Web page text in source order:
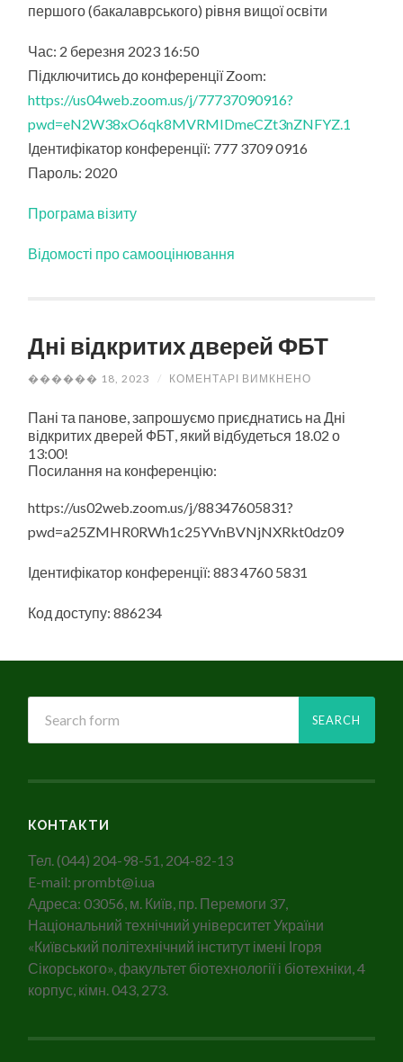
28917
першого (бакалаврського) рівня вищої освіти
Час: 2 березня 2023 16:50
Підключитись до конференції Zoom:
https://us04web.zoom.us/j/77737090916?
pwd=eN2W38xO6qk8MVRMlDmeCZt3nZNFYZ.1
Ідентифікатор конференції: 777 3709 0916
Пароль: 2020
Програма візиту
Відомості про самооцінювання
Дні відкритих дверей ФБТ
������ 18, 2023 / КОМЕНТАРІ ВИМКНЕНО
ДВЕРЕЙ
ФБТ
Пані та панове, запрошуємо приєднатись на Дні
відкритих дверей ФБТ, який відбудеться 18.02 о
13:00!
Посилання на конференцію:
https://us02web.zoom.us/j/88347605831?
pwd=a25ZMHR0RWh1c25YVnBVNjNXRkt0dz09
Ідентифікатор конференції: 883 4760 5831
Код доступу: 886234
КОНТАКТИ
Тел. (044) 204-98-51, 204-82-13
E-mail: prombt@i.ua
Адреса: 03056, м. Київ, пр. Перемоги 37,
Національний технічний університет України
«Київський політехнічний інститут імені Ігоря
Сікорського», факультет біотехнології і біотехніки, 4
корпус, кімн. 043, 273.